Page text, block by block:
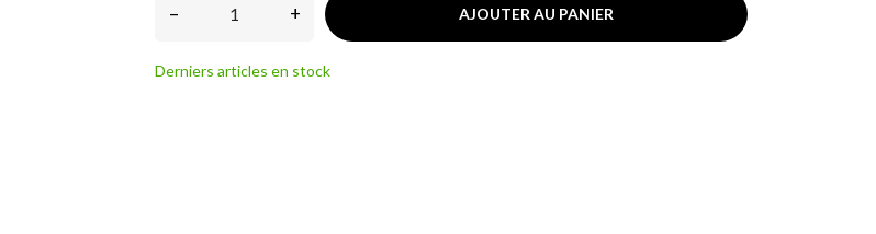
– + AJOUTER AU PANIER
Derniers articles en stock